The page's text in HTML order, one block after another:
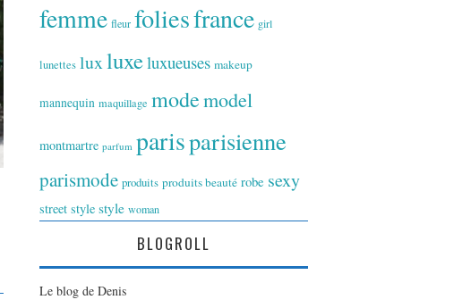
femme fleur foliesfrance girl
lunettes luxluxeluxueuses makeup
mannequin maquillage modemodel
montmartre parfum parisparisienne
parismode produits produits beauté robe sexy
street style style woman
BLOGROLL
Le blog de Denis